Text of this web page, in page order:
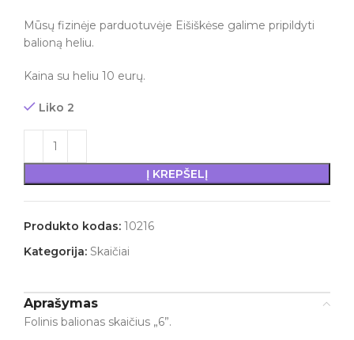
Mūsų fizinėje parduotuvėje Eišiškėse galime pripildyti
balioną heliu.
Kaina su heliu 10 eurų.
Liko 2
Į KREPŠELĮ
Produkto kodas: 10216
Kategorija: Skaičiai
Aprašymas
Folinis balionas skaičius „6”.